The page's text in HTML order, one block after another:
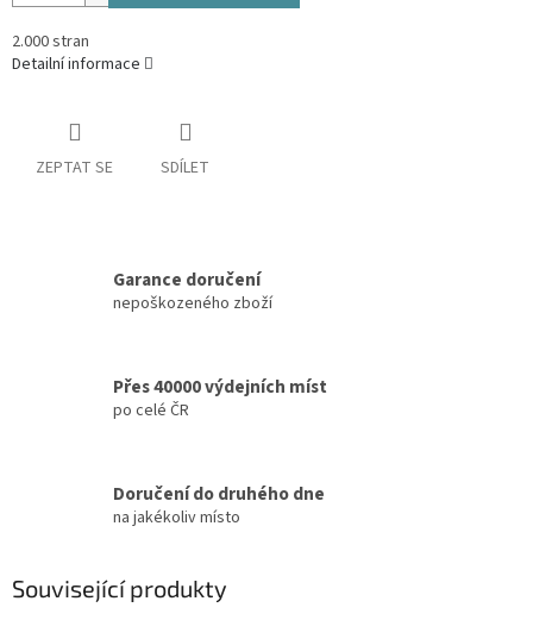
2.000 stran
Detailní informace
ZEPTAT SE SDÍLET
Garance doručení
nepoškozeného zboží
Přes 40000 výdejních míst
po celé ČR
Doručení do druhého dne
na jakékoliv místo
Související produkty